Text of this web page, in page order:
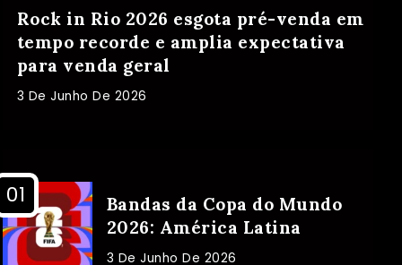
Rock in Rio 2026 esgota pré-venda em
tempo recorde e amplia expectativa
para venda geral
3 De Junho De 2026
Bandas da Copa do Mundo
2026: América Latina
3 De Junho De 2026